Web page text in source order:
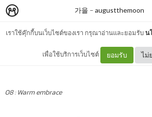
เราใช้คุ๊กกี้บนเว็บไซต์ของเรา กรุณาอ่านและยอมรับน
เพื่อใช้บริการเว็บไซต์ ยอมรับ ไม่
가을 – augustthemoon
08 : Warm
08 : Warm embrace